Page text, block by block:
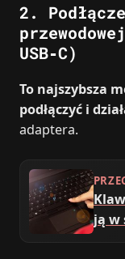
2.
USB‑C)
To najszybsza
podłączyć i
adaptera.
ją w